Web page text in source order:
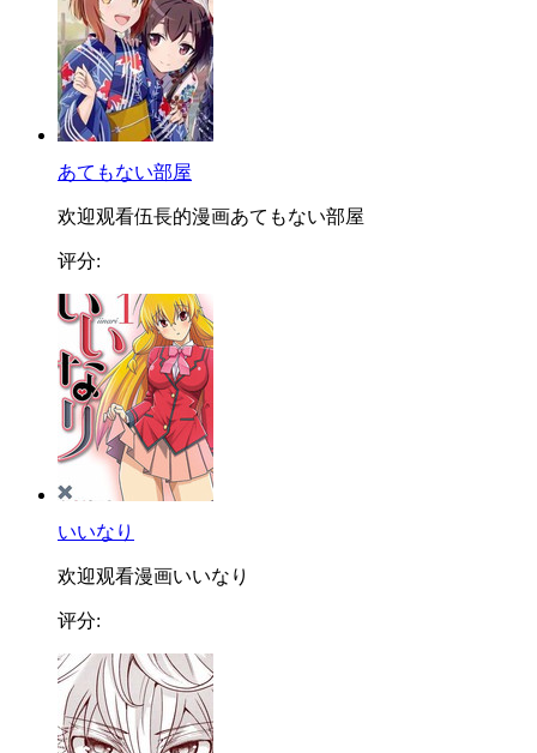
あてもない部屋
欢迎观看伍長的漫画あてもない部屋
评分:
いいなり
欢迎观看漫画いいなり
评分: